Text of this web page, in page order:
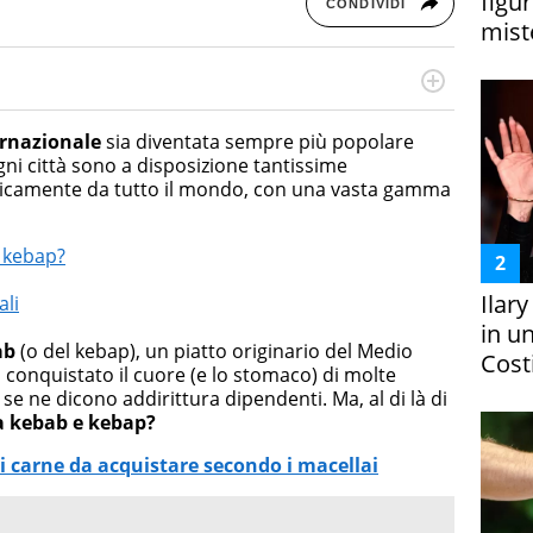
CONDIVIDI
di integrazione e attivo nel campo della ricerca, in
dell'Associazione Culturale "La Biblioteca del Sannio".
sia diventata sempre più popolare
città sono a disposizione tantissime
da tutto il mondo, con una vasta gamma
(o del kebap), un piatto originario del Medio
conquistato il cuore (e lo stomaco) di molte
ne dicono addirittura dipendenti. Ma, al di là di
e kebap?
carne da acquistare secondo i macellai
in